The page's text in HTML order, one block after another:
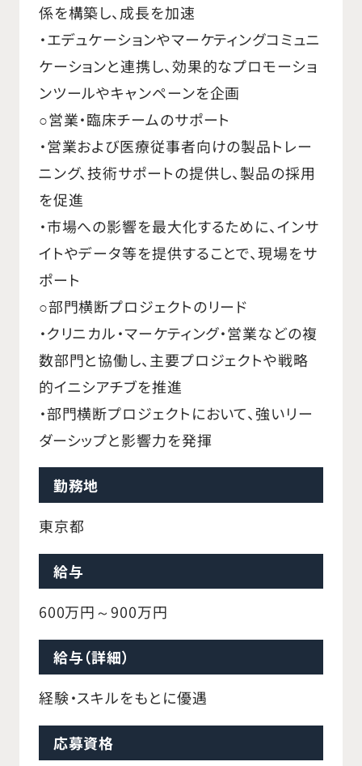
係を構築し、成長を加速
・エデュケーションやマーケティングコミュニ
ケーションと連携し、効果的なプロモーショ
ンツールやキャンペーンを企画
○営業・臨床チームのサポート
・営業および医療従事者向けの製品トレー
ニング、技術サポートの提供し、製品の採用
を促進
・市場への影響を最大化するために、インサ
イトやデータ等を提供することで、現場をサ
ポート
○部門横断プロジェクトのリード
・クリニカル・マーケティング・営業などの複
数部門と協働し、主要プロジェクトや戦略
的イニシアチブを推進
・部門横断プロジェクトにおいて、強いリー
ダーシップと影響力を発揮
勤務地
東京都
給与
600万円～900万円
給与（詳細）
経験・スキルをもとに優遇
応募資格